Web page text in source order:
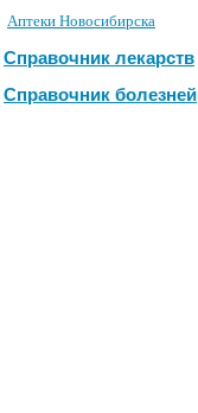
Аптеки Новосибирска
Справочник лекарств
Справочник болезней